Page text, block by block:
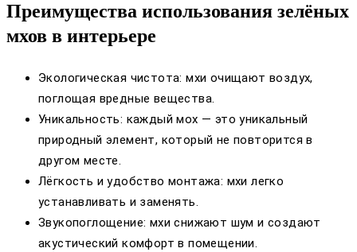
Преимущества использования зелёных
мхов в интерьере
Экологическая чистота: мхи очищают воздух,
поглощая вредные вещества.
Уникальность: каждый мох — это уникальный
природный элемент, который не повторится в
другом месте.
Лёгкость и удобство монтажа: мхи легко
устанавливать и заменять.
Звукопоглощение: мхи снижают шум и создают
акустический комфорт в помещении.